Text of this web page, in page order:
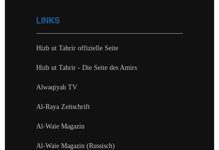
LINKS
Hizb ut Tahrir offizielle Seite
Hizb ut Tahrir - Die Seite des Amirs
Alwaqiyah TV
Al-Raya Zeitschrift
Al-Waie Magazin
Al-Waie Magazin (Russisch)